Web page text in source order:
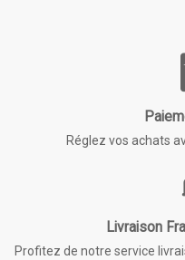
Réglez vos achats
Livraison
Profitez de notre service